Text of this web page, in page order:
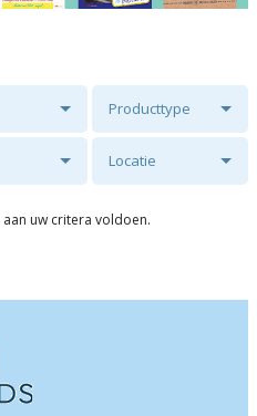
Producttype
Locatie
uw critera voldoen.